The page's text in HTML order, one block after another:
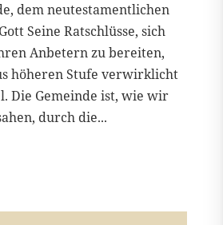
dem neutestamentlichen
Seine Ratschlüsse, sich
Anbetern zu bereiten,
höheren Stufe verwirklicht
Die Gemeinde ist, wie wir
durch die...